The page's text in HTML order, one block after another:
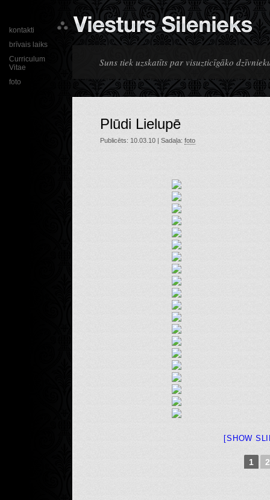
Suns tiek uzskatīts par visuzticīgāko
kontakti
brīvais laiks
Curriculum
Vitae
foto
Plūdi Lielupē
Publicēts: 10.03.10 | Sadaļa: foto
[SHOW
1 2